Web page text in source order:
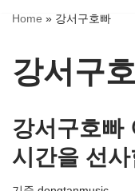
로
너
뛰
Home » 강서구호빠
강서구
강서구호빠
시간을 선